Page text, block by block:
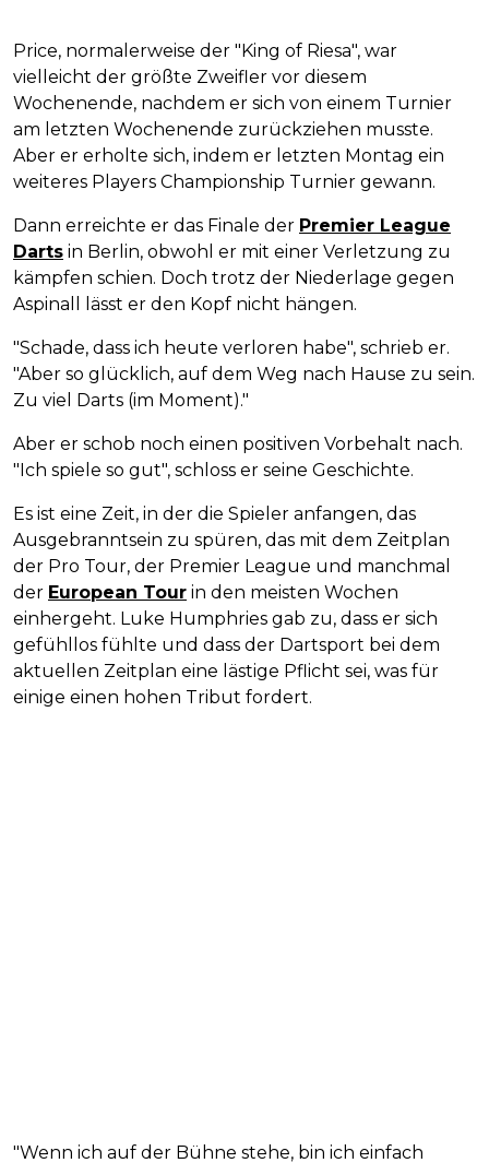
Price, normalerweise der "King of Riesa", war
vielleicht der größte Zweifler vor diesem
Wochenende, nachdem er sich von einem Turnier
am letzten Wochenende zurückziehen musste.
Aber er erholte sich, indem er letzten Montag ein
weiteres Players Championship Turnier gewann.
Dann erreichte er das Finale der Premier League
Darts in Berlin, obwohl er mit einer Verletzung zu
kämpfen schien. Doch trotz der Niederlage gegen
Aspinall lässt er den Kopf nicht hängen.
"Schade, dass ich heute verloren habe", schrieb er.
"Aber so glücklich, auf dem Weg nach Hause zu sein.
Zu viel Darts (im Moment)."
Aber er schob noch einen positiven Vorbehalt nach.
"Ich spiele so gut", schloss er seine Geschichte.
Es ist eine Zeit, in der die Spieler anfangen, das
Ausgebranntsein zu spüren, das mit dem Zeitplan
der Pro Tour, der Premier League und manchmal
der European Tour in den meisten Wochen
einhergeht. Luke Humphries gab zu, dass er sich
gefühllos fühlte und dass der Dartsport bei dem
aktuellen Zeitplan eine lästige Pflicht sei, was für
einige einen hohen Tribut fordert.
"Wenn ich auf der Bühne stehe, bin ich einfach